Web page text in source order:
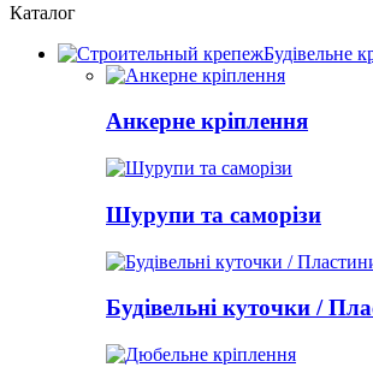
Каталог
Будівельне
Анкерне кріплення
Шурупи та саморізи
Будівельні куточки /